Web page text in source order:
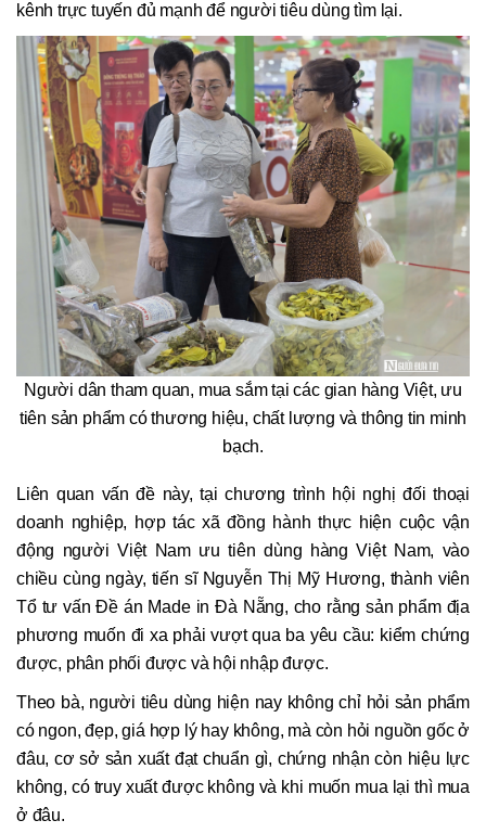
kênh trực tuyến đủ mạnh để người tiêu dùng tìm lại.
Người dân tham quan, mua sắm tại các gian hàng Việt, ưu
tiên sản phẩm có thương hiệu, chất lượng và thông tin minh
bạch.
Liên quan vấn đề này, tại chương trình hội nghị đối thoại
doanh nghiệp, hợp tác xã đồng hành thực hiện cuộc vận
động người Việt Nam ưu tiên dùng hàng Việt Nam, vào
chiều cùng ngày, tiến sĩ Nguyễn Thị Mỹ Hương, thành viên
Tổ tư vấn Đề án Made in Đà Nẵng, cho rằng sản phẩm địa
phương muốn đi xa phải vượt qua ba yêu cầu: kiểm chứng
được, phân phối được và hội nhập được.
Theo bà, người tiêu dùng hiện nay không chỉ hỏi sản phẩm
có ngon, đẹp, giá hợp lý hay không, mà còn hỏi nguồn gốc ở
đâu, cơ sở sản xuất đạt chuẩn gì, chứng nhận còn hiệu lực
không, có truy xuất được không và khi muốn mua lại thì mua
ở đâu.